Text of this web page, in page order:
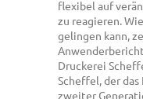
flexibel auf
zu reagieren.
gelingen kann,
Druckerei
Scheffel, der
zweiter